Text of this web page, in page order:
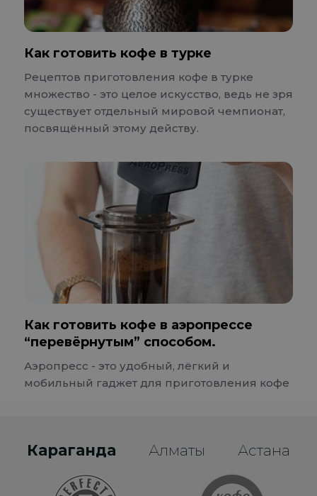
Как готовить кофе в турке
Рецептов приготовления кофе в турке
множество - это целое искусство, ведь не зря
существует отдельный мировой чемпионат,
посвящённый этому действу.
Как готовить кофе в аэропрессе
“перевёрнутым” способом.
Аэропресс - это удобный, лёгкий и
мобильный гаджет для приготовления кофе
Караганда Алматы Астана